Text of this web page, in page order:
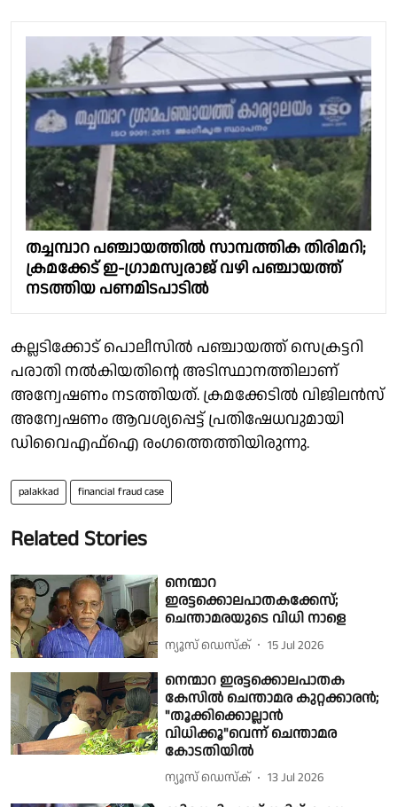
തച്ചമ്പാറ പഞ്ചായത്തിൽ സാമ്പത്തിക തിരിമറി;
ക്രമക്കേട് ഇ-ഗ്രാമസ്വരാജ് വഴി പഞ്ചായത്ത്
നടത്തിയ പണമിടപാടിൽ
കല്ലടിക്കോട് പൊലീസിൽ പഞ്ചായത്ത് സെക്രട്ടറി
പരാതി നൽകിയതിൻ്റെ അടിസ്ഥാനത്തിലാണ്
അന്വേഷണം നടത്തിയത്. ക്രമക്കേടിൽ വിജിലൻസ്
അന്വേഷണം ആവശ്യപ്പെട്ട് പ്രതിഷേധവുമായി
ഡിവൈഎഫ്ഐ രംഗത്തെത്തിയിരുന്നു.
palakkad financial fraud case
Related Stories
നെന്മാറ
ഇരട്ടക്കൊലപാതകക്കേസ്;
ചെന്താമരയുടെ വിധി നാളെ
ന്യൂസ് ഡെസ്ക് 15 Jul 2026
നെന്മാറ ഇരട്ടക്കൊലപാതക
കേസിൽ ചെന്താമര കുറ്റക്കാരൻ;
"തൂക്കിക്കൊല്ലാൻ
വിധിക്കൂ"വെന്ന് ചെന്താമര
കോടതിയിൽ
ന്യൂസ് ഡെസ്ക് 13 Jul 2026